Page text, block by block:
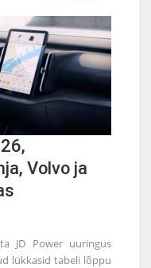
Volvo ja
JD Power uuringus
lükkasid tabeli lõppu